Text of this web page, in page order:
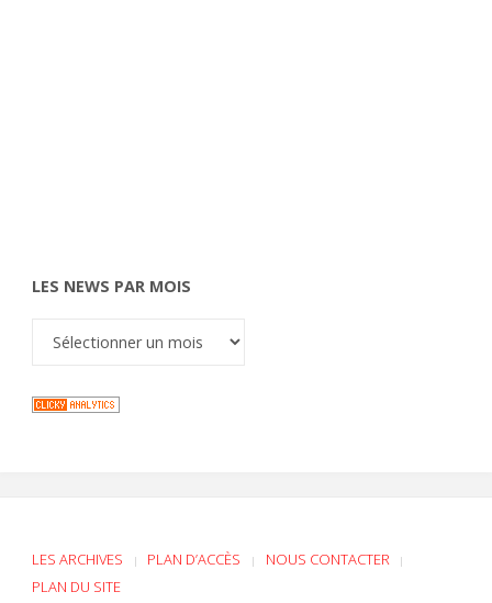
LES NEWS PAR MOIS
LES ARCHIVES | PLAN D’ACCÈS | NOUS CONTACTER |
PLAN DU SITE